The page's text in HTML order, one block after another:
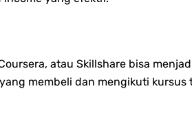
atau Skillshare bisa
membeli dan mengikuti kursus